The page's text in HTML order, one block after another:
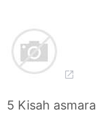
5 Kisah